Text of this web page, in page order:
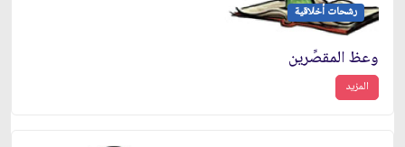
رشحات أخلاقية
وعظ المقصِّرين
المزيد